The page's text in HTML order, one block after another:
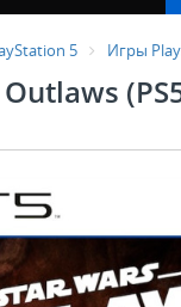
5 Игры